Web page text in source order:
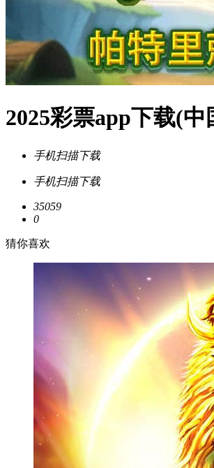
2025彩票app下载(
手机扫描下载
手机扫描下载
35059
0
猜你喜欢